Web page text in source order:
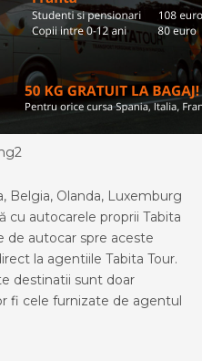
Belgia, Olanda, Luxemburg
cu autocarele proprii Tabita
de autocar spre aceste
la agentiile Tabita Tour.
destinatii sunt doar
fi cele furnizate de agentul